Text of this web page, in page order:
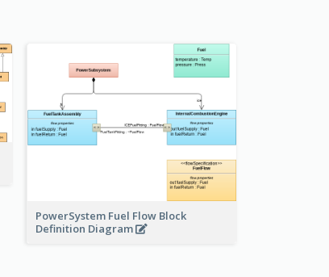
PowerSystem Fuel Flow Block
Definition Diagram